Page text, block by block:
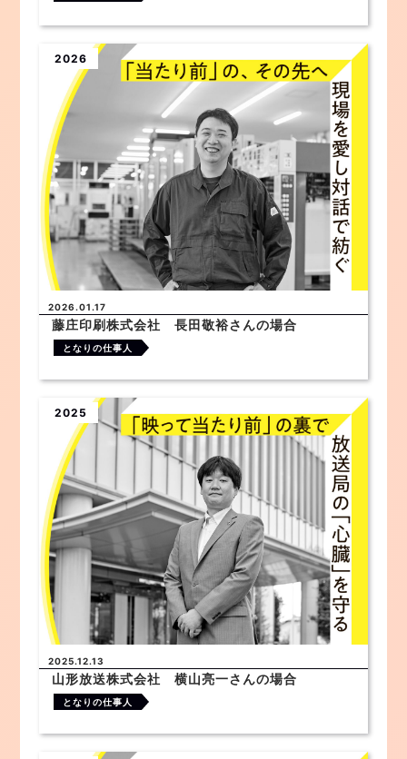
2026
2026.01.17
藤庄印刷株式会社 長田敬裕さんの場合
となりの仕事人
2025
2025.12.13
山形放送株式会社 横山亮一さんの場合
となりの仕事人